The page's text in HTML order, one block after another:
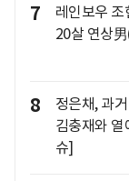
7
레인보우 조
20살 연상
8
정은채, 과
김충재와 열
슈]